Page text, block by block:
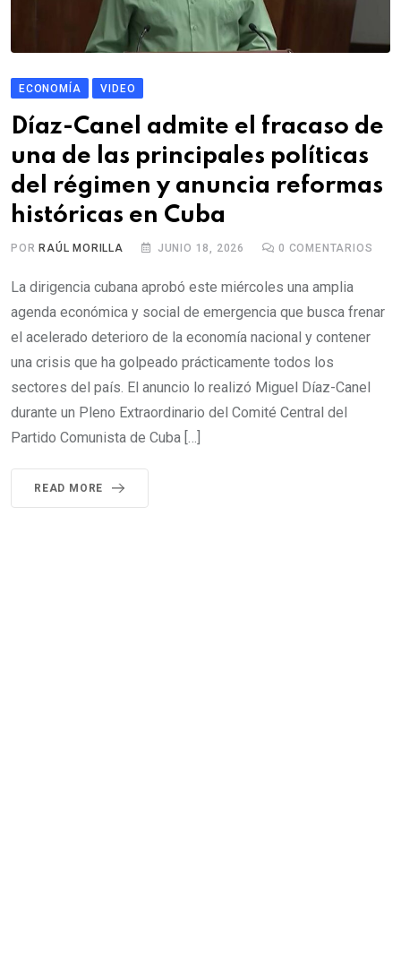
ECONOMÍA VIDEO
Díaz-Canel admite el fracaso de
una de las principales políticas
del régimen y anuncia reformas
históricas en Cuba
POR RAÚL MORILLA JUNIO 18, 2026 0 COMENTARIOS
La dirigencia cubana aprobó este miércoles una amplia
agenda económica y social de emergencia que busca frenar
el acelerado deterioro de la economía nacional y contener
una crisis que ha golpeado prácticamente todos los
sectores del país. El anuncio lo realizó Miguel Díaz-Canel
durante un Pleno Extraordinario del Comité Central del
Partido Comunista de Cuba […]
READ MORE